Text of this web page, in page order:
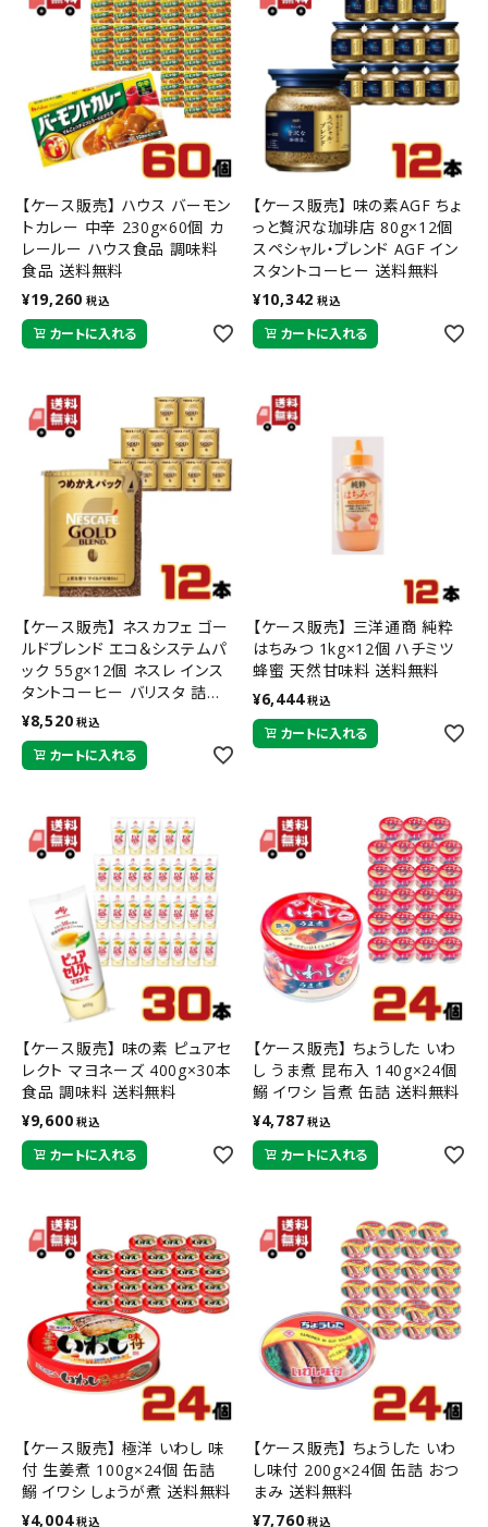
【ケース販売】 ハウス バーモン
トカレー 中辛 230g×60個 カ
レールー ハウス食品 調味料
食品 送料無料
¥19,260 税込
カートに入れる
【ケース販売】 味の素AGF ちょ
っと贅沢な珈琲店 80g×12個
スペシャル・ブレンド AGF イン
スタントコーヒー 送料無料
¥10,342 税込
カートに入れる
【ケース販売】 ネスカフェ ゴー
ルドブレンド エコ＆システムパ
ック 55g×12個 ネスレ インス
タントコーヒー バリスタ 詰め
替え用 送料無料
¥8,520 税込
カートに入れる
【ケース販売】 三洋通商 純粋
はちみつ 1kg×12個 ハチミツ
蜂蜜 天然甘味料 送料無料
¥6,444 税込
カートに入れる
【ケース販売】 味の素 ピュアセ
レクト マヨネーズ 400g×30本
食品 調味料 送料無料
¥9,600 税込
カートに入れる
【ケース販売】 ちょうした いわ
し うま煮 昆布入 140g×24個
鰯 イワシ 旨煮 缶詰 送料無料
¥4,787 税込
カートに入れる
【ケース販売】 極洋 いわし 味
付 生姜煮 100g×24個 缶詰
鰯 イワシ しょうが煮 送料無料
¥4,004 税込
【ケース販売】 ちょうした いわ
し味付 200g×24個 缶詰 おつ
まみ 送料無料
¥7,760 税込